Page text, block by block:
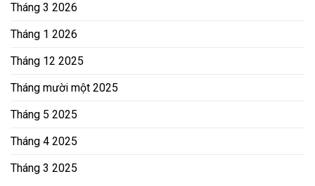
Tháng 3 2026
Tháng 1 2026
Tháng 12 2025
Tháng mười một 2025
Tháng 5 2025
Tháng 4 2025
Tháng 3 2025